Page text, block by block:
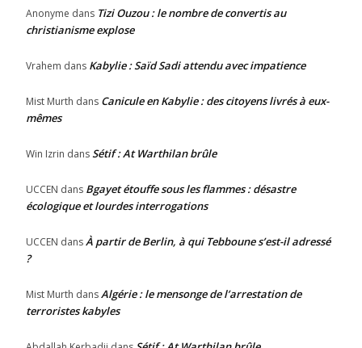
Anonyme dans Tizi Ouzou : le nombre de convertis au
christianisme explose
Vrahem dans Kabylie : Saïd Sadi attendu avec impatience
Mist Murth dans Canicule en Kabylie : des citoyens livrés à eux-
mêmes
Win Izrin dans Sétif : At Warthilan brûle
UCCEN dans Bgayet étouffe sous les flammes : désastre
écologique et lourdes interrogations
UCCEN dansÀ partir de Berlin, à qui Tebboune s’est-il adressé
?
Mist Murth dansAlgérie : le mensonge de l’arrestation de
terroristes kabyles